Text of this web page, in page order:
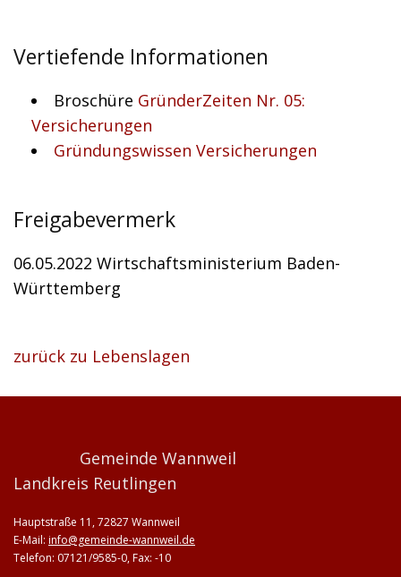
Vertiefende Informationen
Broschüre GründerZeiten Nr. 05:
Versicherungen
Gründungswissen Versicherungen
Freigabevermerk
06.05.2022 Wirtschaftsministerium Baden-
Württemberg
zurück zu Lebenslagen
Gemeinde Wannweil
Landkreis Reutlingen
Hauptstraße 11, 72827 Wannweil
E-Mail: info@gemeinde-wannweil.de
Telefon: 07121/9585-0, Fax: -10